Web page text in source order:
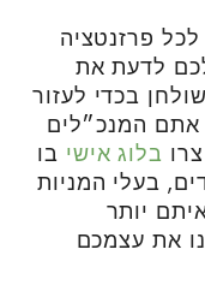
פרזנטציה
לדעת את
בכדי לעזור
המנכ״לים
בלוג אישי בו
בעלי המניות
יותר
את עצמכם